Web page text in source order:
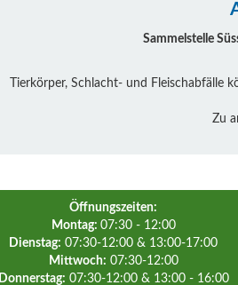
Sammelstelle
Tierkörper, Schlacht- und Fleischabfälle
Zu
Öffnungszeiten:
Montag: 07:30 - 12:00
Dienstag: 07:30-12:00 & 13:00-17:00
Mittwoch: 07:30-12:00
Donnerstag: 07:30-12:00 & 13:00 - 16:00